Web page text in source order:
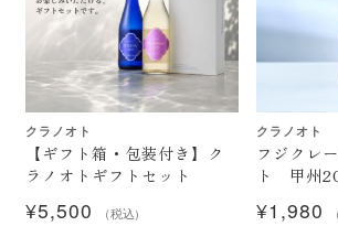
クラノオト
【ギフト箱・包装付き】ク
ラノオトギフトセット
¥5,500 （税込）
クラノオト
フジクレ
ト 甲州
¥1,980